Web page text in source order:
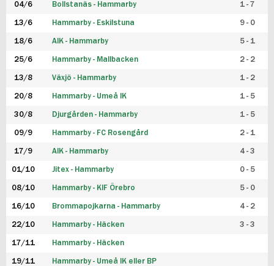
04/6 Bollstanäs - Hammarby 1 - 7
13/6 Hammarby - Eskilstuna 9 - 0
18/6 AIK - Hammarby 5 - 1
25/6 Hammarby - Mallbacken 2 - 2
13/8 Växjö - Hammarby 1 - 2
20/8 Hammarby - Umeå IK 1 - 5
30/8 Djurgården - Hammarby 1 - 5
09/9 Hammarby - FC Rosengård 2 - 1
17/9 AIK - Hammarby 4 - 3
01/10 Jitex - Hammarby 0 - 5
08/10 Hammarby - KIF Örebro 5 - 0
16/10 Brommapojkarna - Hammarby 4 - 2
22/10 Hammarby - Häcken 3 - 3
17/11 Hammarby - Häcken
19/11 Hammarby - Umeå IK eller BP